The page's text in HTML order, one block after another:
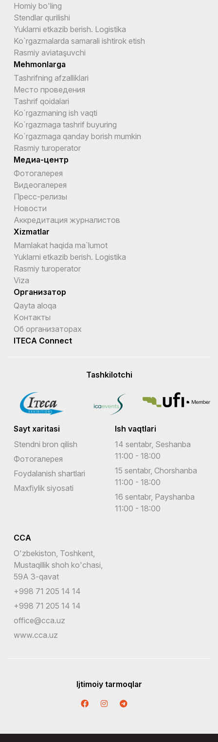
Homiy bo'ling
Stendlar qurilishi
Yuklarni etkazib berish. Logistika
Ko`rgazmalarda samarali ishtirok etish
Rasmiy aviataşuvchi
Mehmonlarga
Tashrifning afzalliklari
Место проведения
Tashrif qoidalari
Ko`rgazmaning ish vaqti
Ko`rgazmaga tashrif buyuring
Ko`rgazmaga qanday borish mumkin
Rasmiy turoperator
Медиа-центр
Фотогалерея
Видеогалерея
Пресс-релизы
Новости
Аккредитация журналистов
Xizmatlar
Mamlakat haqida ma`lumot
Yuklarni etkazib berish. Logistika
Rasmiy turoperator
Viza
Организатор
Qayta aloqa
Kонтакты
Об организаторах
ITECA Connect
Tashkilotchi
Sayt xaritasi
Stendni bron qilish
Фотогалерея
Foydalanish shartlari
Maxfiylik siyosati
Ish vaqtlari
14 sentabr, Seshanba
11:00 - 18:00
15 sentabr, Chorshanba
11:00 - 18:00
16 sentabr, Payshanba
11:00 - 18:00
CCA
O'zbekiston, Toshkent,
Mustaqillik shoh ko'chasi,
59A 3-qavat
+998 71 205 14 14
+998 71 205 14 14
office@cca.uz
www.cca.uz
Ijtimoiy tarmoqlar